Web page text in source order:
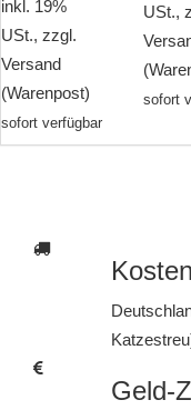
inkl. 19%
USt., zzgl.
Versand
(Warenpost)
sofort verfügbar
USt.,
sofort
Geld-